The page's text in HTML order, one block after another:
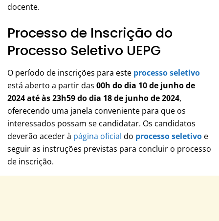
docente.
Processo de Inscrição do
Processo Seletivo UEPG
O período de inscrições para este processo seletivo
está aberto a partir das 00h do dia 10 de junho de
2024 até às 23h59 do dia 18 de junho de 2024,
oferecendo uma janela conveniente para que os
interessados ​​possam se candidatar. Os candidatos
deverão aceder à página oficial do processo seletivo e
seguir as instruções previstas para concluir o processo
de inscrição.